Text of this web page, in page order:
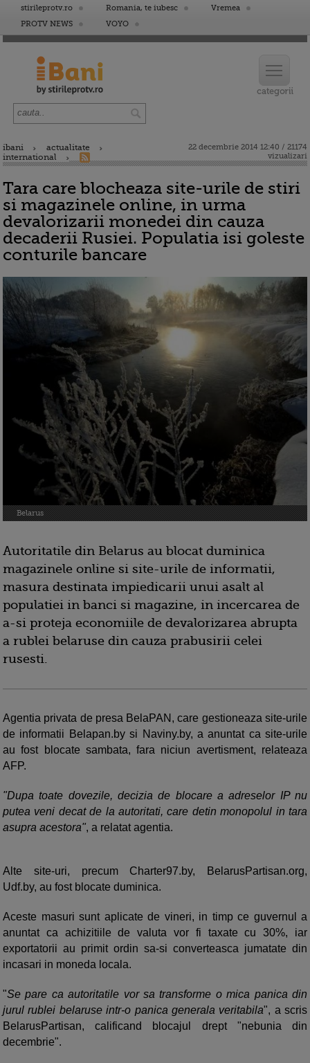
stirileprotv.ro Romania, te iubesc
Vremea
PROTV NEWS
VOYO
ibani
actualitate
international
22 decembrie 2014 12:40 / 21174
vizualizari
Tara care blocheaza site-urile de stiri
si magazinele online, in urma
devalorizarii monedei din cauza
decaderii Rusiei. Populatia isi goleste
conturile bancare
Belarus
Autoritatile din Belarus au blocat duminica
magazinele online si site-urile de informatii,
masura destinata impiedicarii unui asalt al
populatiei in banci si magazine, in incercarea de
a-si proteja economiile de devalorizarea abrupta
a rublei belaruse din cauza prabusirii celei
rusesti.
Agentia privata de presa BelaPAN, care gestioneaza site-urile
de informatii Belapan.by si Naviny.by, a anuntat ca site-urile
au fost blocate sambata, fara niciun avertisment, relateaza
AFP.
"Dupa toate dovezile, decizia de blocare a adreselor IP nu
putea veni decat de la autoritati, care detin monopolul in tara
asupra acestora", a relatat agentia.
Alte site-uri, precum Charter97.by, BelarusPartisan.org,
Udf.by, au fost blocate duminica.
Aceste masuri sunt aplicate de vineri, in timp ce guvernul a
anuntat ca achizitiile de valuta vor fi taxate cu 30%, iar
exportatorii au primit ordin sa-si converteasca jumatate din
incasari in moneda locala.
"Se pare ca autoritatile vor sa transforme o mica panica din
jurul rublei belaruse intr-o panica generala veritabila", a scris
BelarusPartisan, calificand blocajul drept "nebunia din
decembrie".